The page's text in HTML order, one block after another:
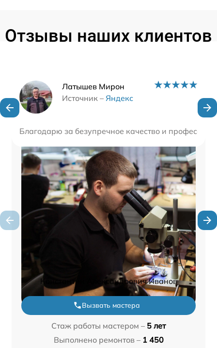
Отзывы наших клиентов
Латышев Мирон
Источник – Яндекс
Благодарю за безупречное качество и
Наши мастера
Константин Александрович Иванов
Вызвать мастера
Стаж работы мастером – 5 лет
Выполнено ремонтов – 1 450